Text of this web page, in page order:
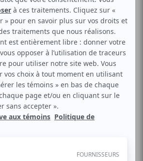
avis -->
promotionnelle
dès qu'il y aura une offre promo
large en dedans:INSCRIVEZ-VOUS
compositrice-interprète est teinté
de lune, de vent et de ville. Sa voix
mélodies envoûtantes nous